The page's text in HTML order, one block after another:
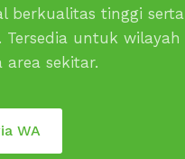
berkualitas tinggi serta
Tersedia untuk wilayah
area sekitar.
WA